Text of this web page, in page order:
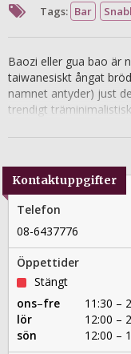
Tags: Bar
Baozi eller gua bao är
taiwanesiskt ångat
namnet antyder) just
trendigt
översvallande trevlig
bröden finns några
Kontaktuppgifter
Telefon
08-6437776
Öppettider
Stängt
ons–fre
11:30 –
lör
12:00 –
sön
12:00 –